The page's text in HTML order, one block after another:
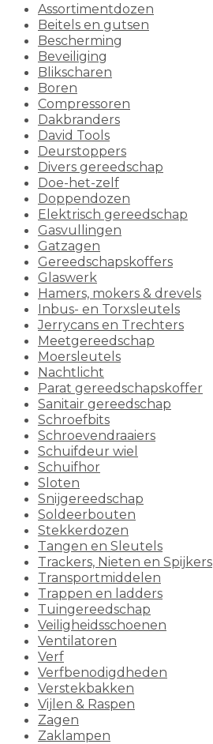
Assortimentdozen
Beitels en gutsen
Bescherming
Beveiliging
Blikscharen
Boren
Compressoren
Dakbranders
David Tools
Deurstoppers
Divers gereedschap
Doe-het-zelf
Doppendozen
Elektrisch gereedschap
Gasvullingen
Gatzagen
Gereedschapskoffers
Glaswerk
Hamers, mokers & drevels
Inbus- en Torxsleutels
Jerrycans en Trechters
Meetgereedschap
Moersleutels
Nachtlicht
Parat gereedschapskoffer
Sanitair gereedschap
Schroefbits
Schroevendraaiers
Schuifdeur wiel
Schuifhor
Sloten
Snijgereedschap
Soldeerbouten
Stekkerdozen
Tangen en Sleutels
Trackers, Nieten en Spijkers
Transportmiddelen
Trappen en ladders
Tuingereedschap
Veiligheidsschoenen
Ventilatoren
Verf
Verfbenodigdheden
Verstekbakken
Vijlen & Raspen
Zagen
Zaklampen